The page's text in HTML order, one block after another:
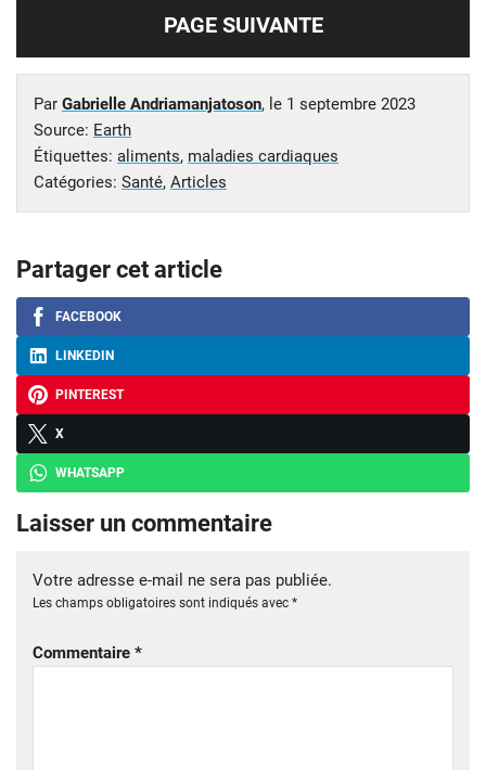
PAGE SUIVANTE
Par Gabrielle Andriamanjatoson, le 1 septembre 2023
Source: Earth
Étiquettes: aliments, maladies cardiaques
Catégories: Santé, Articles
Partager cet article
FACEBOOK
LINKEDIN
PINTEREST
X
WHATSAPP
Laisser un commentaire
Votre adresse e-mail ne sera pas publiée.
Les champs obligatoires sont indiqués avec *
Commentaire *